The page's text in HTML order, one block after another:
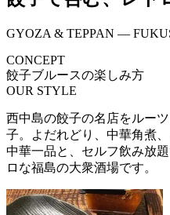
GYOZA & TEPPAN —
CONCEPT
餃子ブルースの楽しみ方
OUR STYLE
西中島の餃子の名店をルー
子。よだれどり、中華角煮
中華一品と、セルフ飲み放
ロな福島の大衆酒場です。